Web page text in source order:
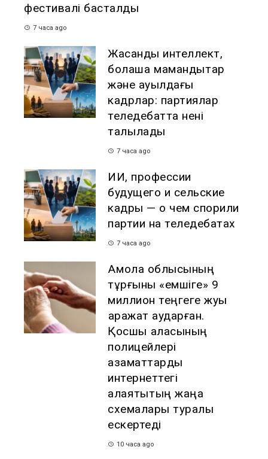
фестивалі басталды
7 часа ago
Жасанды интеллект,
болашақ мамандықтар
және ауылдағы
кадрлар: партиялар
теледебатта нені
талқылады
7 часа ago
ИИ, профессии
будущего и сельские
кадры — о чем спорили
партии на теледебатах
7 часа ago
Ақмола облысының
тұрғыны «емшіге» 9
миллион теңгеге жуық
қаражат аударған.
Қосшы қаласының
полицейлері
азаматтарды
интернеттегі
алаяқтықтың жаңа
схемалары туралы
ескертеді
10 часа ago